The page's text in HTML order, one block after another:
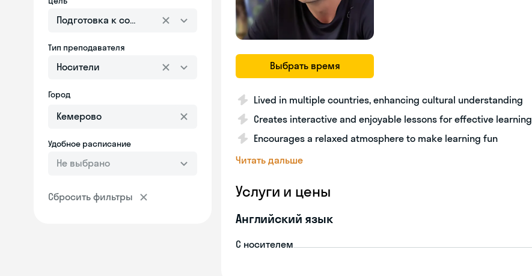
Подготовка к собеседованию
Тип преподавателя
Носители
Город
Удобное расписание
Не выбрано
Сбросить фильтры
Выбрать время
Lived in multiple countries, enhancing cultural understanding
Creates interactive and enjoyable lessons for effective learning
Encourages a relaxed atmosphere to make learning fun
Читать дальше
Услуги и цены
Английский язык
С носителем